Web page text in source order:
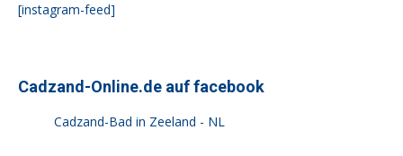
[instagram-feed]
Cadzand-Online.de auf facebook
Cadzand-Bad in Zeeland - NL